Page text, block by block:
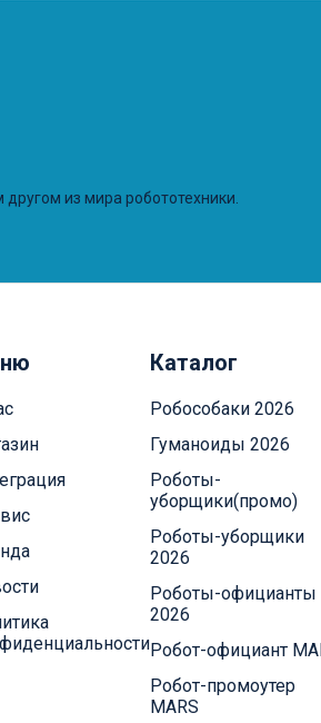
из мира робототехники.
Каталог
Робособаки 2026
Гуманоиды 2026
Роботы-
уборщики(промо)
Роботы-уборщики
2026
Роботы-официанты
2026
Робот-официант
Робот-промоутер
MARS